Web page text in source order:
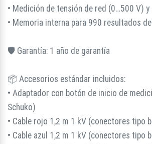
• Medición de tensión de red (0…500 V)
• Memoria interna para 990 resultados
🛡️ Garantía: 1 año de garantía
📦 Accesorios estándar incluidos:
• Adaptador con botón de inicio de
Schuko)
• Cable rojo 1,2 m 1 kV (conectores tipo
• Cable azul 1,2 m 1 kV (conectores tipo